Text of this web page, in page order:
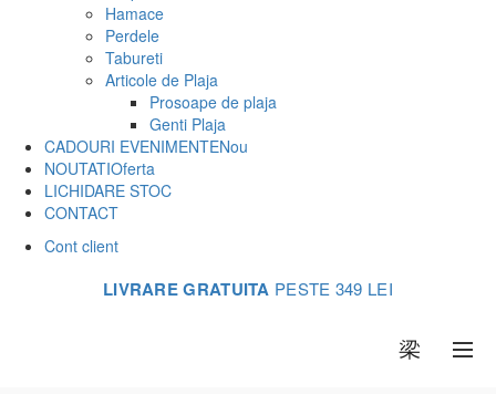
Hamace
Perdele
Tabureti
Articole de Plaja
Prosoape de plaja
Genti Plaja
CADOURI EVENIMENTENou
NOUTATIOferta
LICHIDARE STOC
CONTACT
Cont client
LIVRARE GRATUITA PESTE 349 LEI